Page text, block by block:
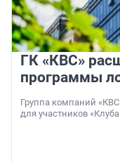
ГК «КВС»
программы
Группа компаний
для участников